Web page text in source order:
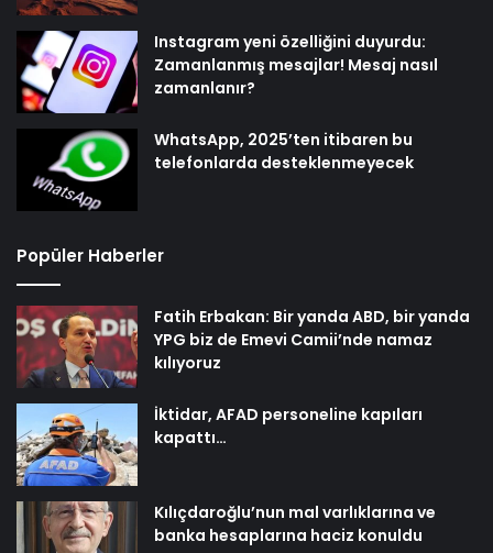
Instagram yeni özelliğini duyurdu:
Zamanlanmış mesajlar! Mesaj nasıl
zamanlanır?
WhatsApp, 2025’ten itibaren bu
telefonlarda desteklenmeyecek
Popüler Haberler
Fatih Erbakan: Bir yanda ABD, bir yanda
YPG biz de Emevi Camii’nde namaz
kılıyoruz
İktidar, AFAD personeline kapıları
kapattı…
Kılıçdaroğlu’nun mal varlıklarına ve
banka hesaplarına haciz konuldu